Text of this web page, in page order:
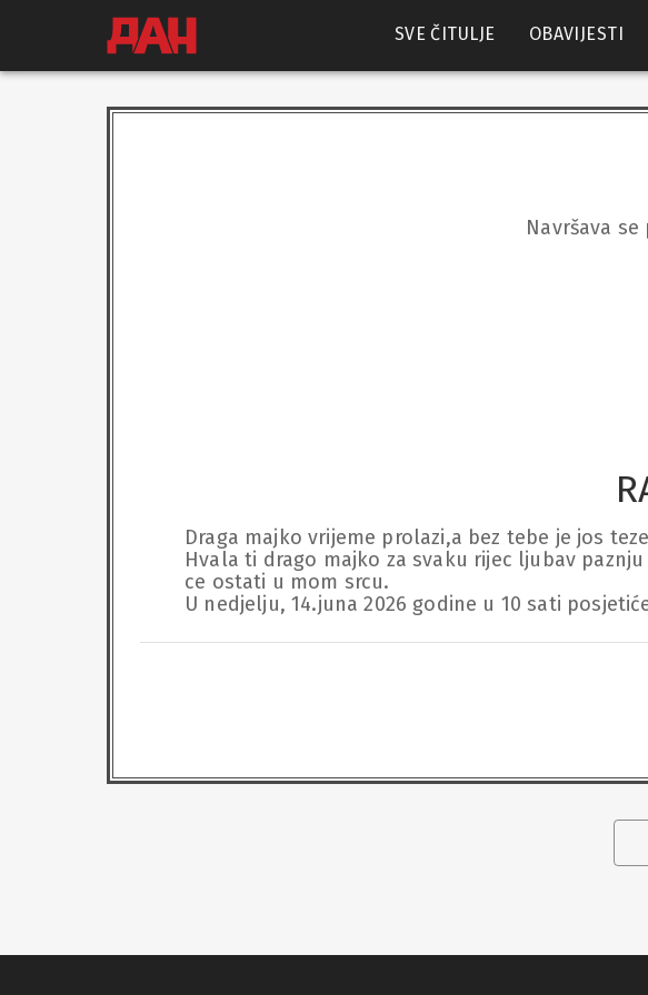
SVE ČITULJE OBAVIJESTI
Navršava
Draga majko vrijeme prolazi,a bez tebe je jos
Hvala ti drago majko za svaku rijec ljubav
ce ostati u mom srcu.
U nedjelju, 14.juna 2026 godine u 10 sati